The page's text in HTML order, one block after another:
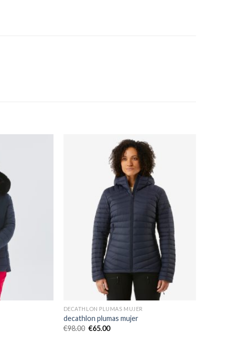
DECATHLON PLUMAS MUJER
decathlon plumas mujer
€98.00 €65.00